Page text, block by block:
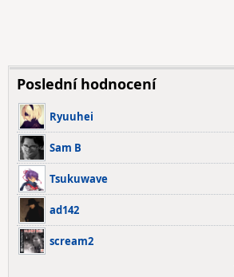
Poslední hodnocení
Ryuuhei
Sam B
Tsukuwave
ad142
scream2